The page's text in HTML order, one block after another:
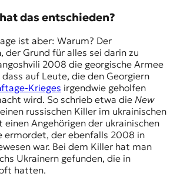
das entschieden?
ist aber: Warum? Der
der Grund für alles sei darin zu
2008 die georgische Armee
auf Leute, die den Georgiern
Krieges irgendwie geholfen
wird. So schrieb etwa die New
russischen Killer im ukrainischen
einen Angehörigen der ukrainischen
ermordet, der ebenfalls 2008 in
war. Bei dem Killer hat man
Ukrainern gefunden, die in
hatten.